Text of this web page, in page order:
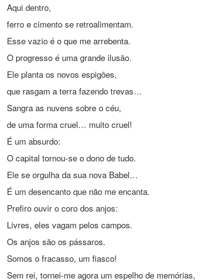
Aqui dentro,
ferro e cimento se retroalimentam.
Esse vazio é o que me arrebenta.
O progresso é uma grande ilusão.
Ele planta os novos espigões,
que rasgam a terra fazendo trevas…
Sangra as nuvens sobre o céu,
de uma forma cruel… muito cruel!
É um absurdo:
O capital tornou-se o dono de tudo.
Ele se orgulha da sua nova Babel…
É um desencanto que não me encanta.
Prefiro ouvir o coro dos anjos:
Livres, eles vagam pelos campos.
Os anjos são os pássaros.
Somos o fracasso, um fiasco!
Sem rei, tornei-me agora um espelho de memórias,